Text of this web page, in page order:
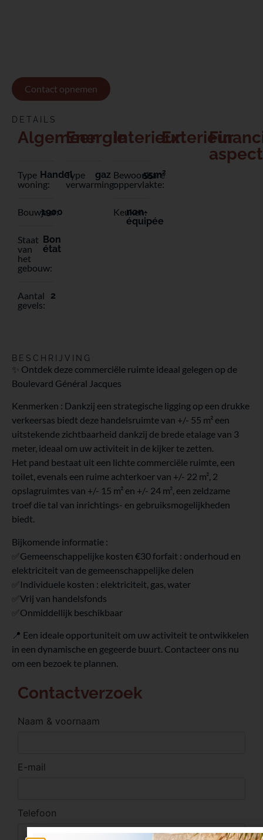
Contact opnemen
DETAILS
Algemeen
Type
woning:
Handel
Bouwjaar:
1900
Staat
van
het
gebouw:
Bon
état
Aantal
gevels:
2
Energie
Type
verwarming:
gaz
Interieur
Bewoonbare
oppervlakte:
55m2
Keuken:
non-
équipée
Exterieur
BESCHRIJVING
✨ Ontdek deze commerciële ruimte ideaal gelegen op de
Boulevard Général Jacques
Kenmerken : Dankzij een strategische ligging op een drukke
verkeersas biedt deze handelsruimte van +/- 55 m² een
uitstekende zichtbaarheid dankzij de brede etalage van 3
meter, ideaal om uw activiteit in de kijker te zetten.
Het pand bestaat uit een lichte commerciële ruimte, een
toilet, evenals een ruime achterkoer van +/- 22 m², 2
opslagruimtes van +/- 15 m² en +/- 24 m², een zeldzame
troef die tal van inrichtings- en gebruiksmogelijkheden
biedt.
Bijkomende informatie :
✅Gemeenschappelijke kosten €30 forfait : onderhoud en
elektriciteit van de gemeenschappelijke delen
✅Individuele kosten : elektriciteit, gas, water
✅Vrij van handelsfonds
✅Onmiddellijk beschikbaar
📍 Een ideale opportuniteit om uw activiteit te ontwikkelen
in een dynamische en gegeerde buurt. Contacteer ons nu
om een bezoek te plannen.
Contactverzoek
Naam & voornaam
E-mail
Telefoon